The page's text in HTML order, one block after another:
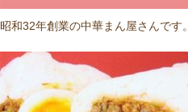
昭和32年創業の中華まん屋さんです。